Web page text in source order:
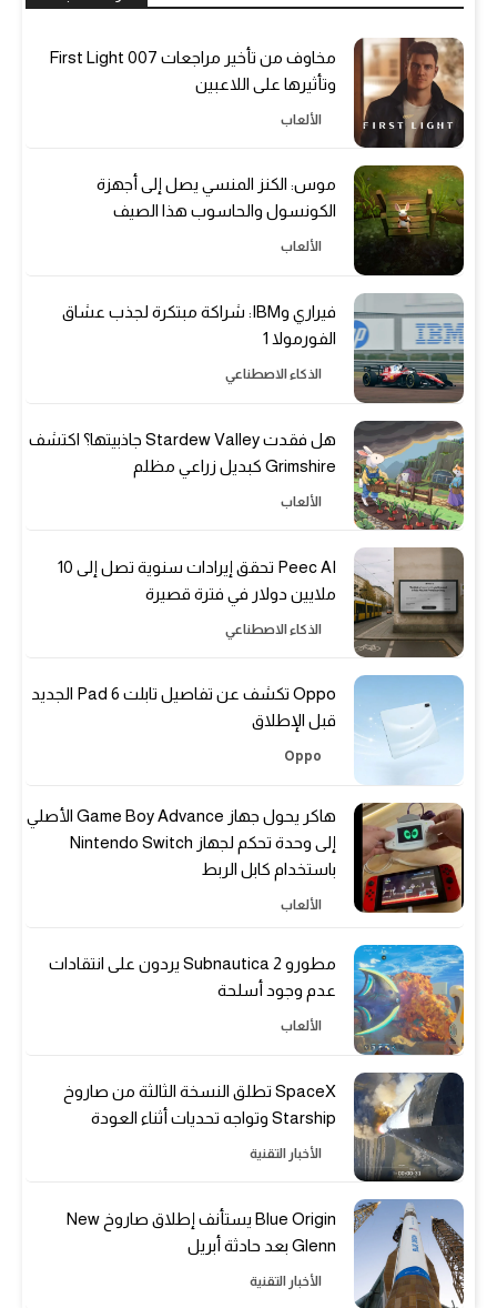
مخاوف من تأخير مراجعات 007 First Light
وتأثيرها على اللاعبين
الألعاب
موس: الكنز المنسي يصل إلى أجهزة
الكونسول والحاسوب هذا الصيف
الألعاب
فيراري وIBM: شراكة مبتكرة لجذب عشاق
الفورمولا 1
الذكاء الاصطناعي
هل فقدت Stardew Valley جاذبيتها؟ اكتشف
Grimshire كبديل زراعي مظلم
الألعاب
Peec AI تحقق إيرادات سنوية تصل إلى 10
ملايين دولار في فترة قصيرة
الذكاء الاصطناعي
Oppo تكشف عن تفاصيل تابلت Pad 6 الجديد
قبل الإطلاق
Oppo
هاكر يحول جهاز Game Boy Advance الأصلي
إلى وحدة تحكم لجهاز Nintendo Switch
باستخدام كابل الربط
الألعاب
مطورو Subnautica 2 يردون على انتقادات
عدم وجود أسلحة
الألعاب
SpaceX تطلق النسخة الثالثة من صاروخ
Starship وتواجه تحديات أثناء العودة
الأخبار التقنية
Blue Origin يستأنف إطلاق صاروخ New
Glenn بعد حادثة أبريل
الأخبار التقنية